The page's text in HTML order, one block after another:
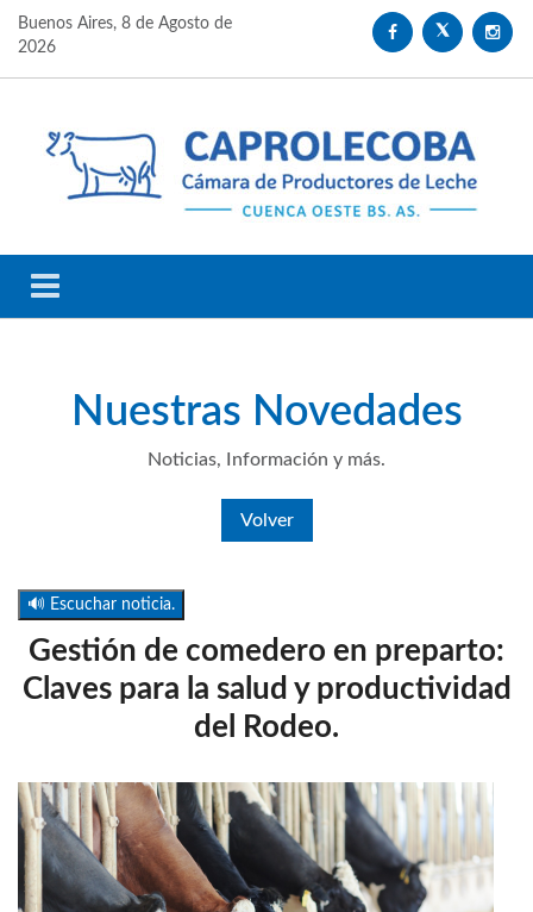
Buenos Aires, 8 de Agosto de
2026
Nuestras Novedades
Noticias, Información y más.
Volver
🔊 Escuchar noticia.
Gestión de comedero en preparto:
Claves para la salud y productividad
del Rodeo.